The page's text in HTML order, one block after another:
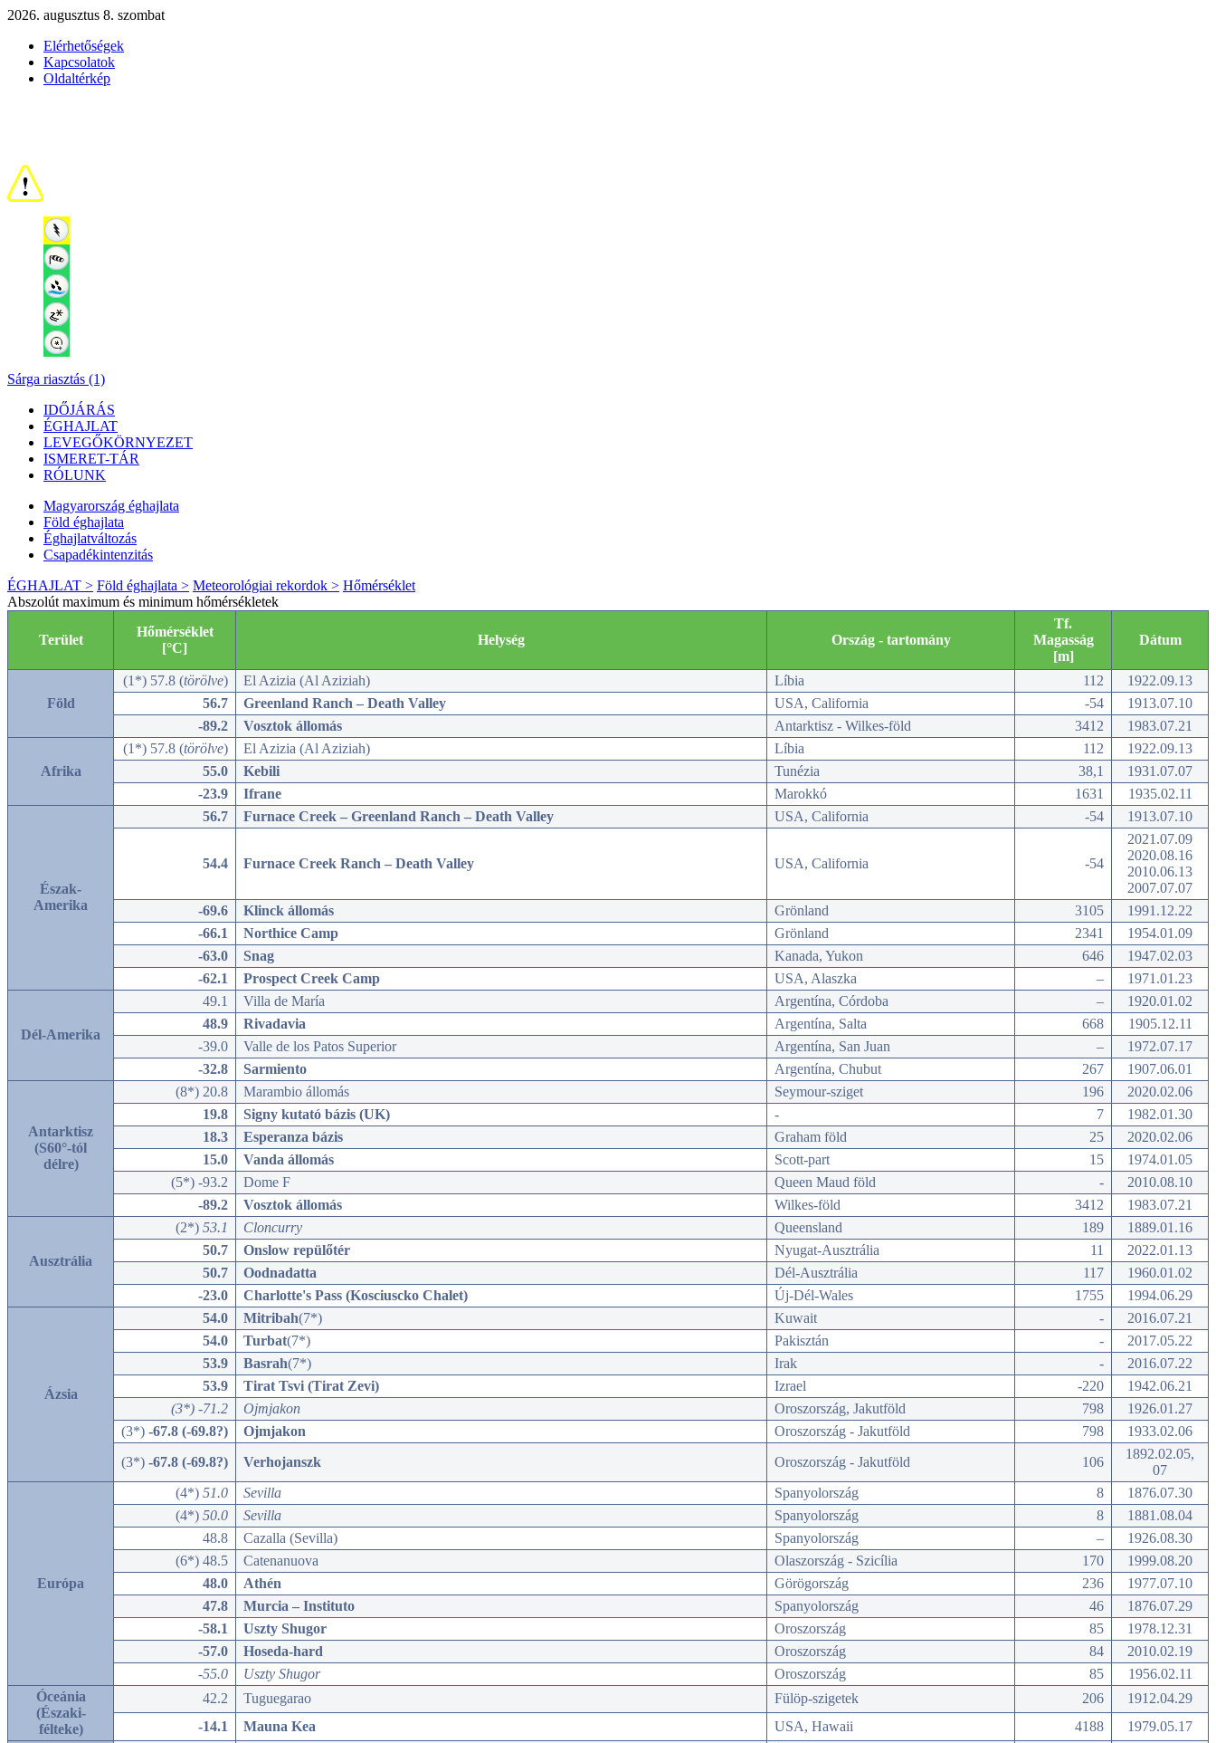
2026. augusztus 8. szombat
Elérhetőségek
Kapcsolatok
Oldaltérkép
Sárga riasztás (1)
IDŐJÁRÁS
ÉGHAJLAT
LEVEGŐKÖRNYEZET
ISMERET-TÁR
RÓLUNK
Magyarország éghajlata
Föld éghajlata
Éghajlatváltozás
Csapadékintenzitás
ÉGHAJLAT > Föld éghajlata > Meteorológiai rekordok > Hőmérséklet
Abszolút maximum és minimum hőmérsékletek
Terület
Hőmérséklet
[°C]
Helység Ország - tartomány
Tf.
Magasság
[m]
Dátum
Föld
(1*) 57.8 (törölve) El Azizia (Al Aziziah) Líbia 112
1922.09.13
56.7
Greenland Ranch – Death Valley USA, California -54
1913.07.10
-89.2
Vosztok állomás Antarktisz - Wilkes-föld 3412 1983.07.21
Afrika
(1*) 57.8 (törölve) El Azizia (Al Aziziah) Líbia 112
1922.09.13
55.0
Kebili Tunézia 38,1
1931.07.07
-23.9
Ifrane Marokkó 1631 1935.02.11
Észak-
Amerika
56.7 Furnace Creek – Greenland Ranch – Death Valley USA, California -54 1913.07.10
54.4 Furnace Creek Ranch – Death Valley USA, California -54
2021.07.09
2020.08.16
2010.06.13
2007.07.07
-69.6
Klinck állomás Grönland 3105
1991.12.22
-66.1
Northice Camp Grönland 2341
1954.01.09
-63.0
Snag Kanada, Yukon 646
1947.02.03
-62.1
Prospect Creek Camp USA, Alaszka – 1971.01.23
Dél-Amerika
49.1 Villa de María Argentína, Córdoba –
1920.01.02
48.9
Rivadavia Argentína, Salta 668
1905.12.11
-39.0
Valle de los Patos Superior Argentína, San Juan –
1972.07.17
-32.8
Sarmiento Argentína, Chubut 267 1907.06.01
Antarktisz
(S60°-tól
délre)
(8*) 20.8 Marambio állomás Seymour-sziget 196
2020.02.06
19.8
Signy kutató bázis (UK) - 7
1982.01.30
18.3
Esperanza bázis Graham föld 25
2020.02.06
15.0
Vanda állomás Scott-part 15
1974.01.05
(5*) -93.2
Dome F Queen Maud föld -
2010.08.10
-89.2
Vosztok állomás Wilkes-föld 3412 1983.07.21
Ausztrália
(2*) 53.1 Cloncurry Queensland 189
1889.01.16
50.7
Onslow repülőtér Nyugat-Ausztrália 11
2022.01.13
50.7
Oodnadatta Dél-Ausztrália 117
1960.01.02
-23.0
Charlotte's Pass (Kosciuscko Chalet) Új-Dél-Wales 1755 1994.06.29
Ázsia
54.0 Mitribah(7*) Kuwait -
2016.07.21
54.0
Turbat(7*) Pakisztán -
2017.05.22
53.9
Basrah(7*) Irak -
2016.07.22
53.9
Tirat Tsvi (Tirat Zevi) Izrael -220
1942.06.21
(3*) -71.2
Ojmjakon Oroszország, Jakutföld 798
1926.01.27
(3*) -67.8 (-69.8?) Ojmjakon Oroszország - Jakutföld 798
1933.02.06
(3*) -67.8 (-69.8?) Verhojanszk Oroszország - Jakutföld 106
1892.02.05,
07
Európa
(4*) 51.0 Sevilla Spanyolország 8
1876.07.30
(4*) 50.0 Sevilla Spanyolország 8
1881.08.04
48.8
Cazalla (Sevilla) Spanyolország –
1926.08.30
(6*) 48.5
Catenanuova Olaszország - Szicília 170
1999.08.20
48.0
Athén Görögország 236
1977.07.10
47.8
Murcia – Instituto Spanyolország 46
1876.07.29
-58.1
Uszty Shugor Oroszország 85
1978.12.31
-57.0
Hoseda-hard Oroszország 84
2010.02.19
-55.0
Uszty Shugor Oroszország 85
1956.02.11
Óceánia
(Északi-
félteke)
42.2 Tuguegarao Fülöp-szigetek 206
1912.04.29
-14.1
Mauna Kea USA, Hawaii 4188
1979.05.17